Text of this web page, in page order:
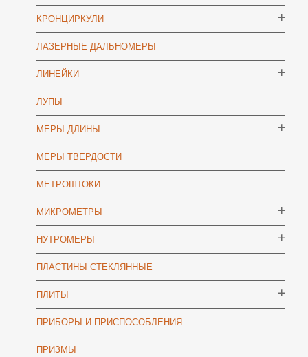
КРОНЦИРКУЛИ
ЛАЗЕРНЫЕ ДАЛЬНОМЕРЫ
ЛИНЕЙКИ
ЛУПЫ
МЕРЫ ДЛИНЫ
МЕРЫ ТВЕРДОСТИ
МЕТРОШТОКИ
МИКРОМЕТРЫ
НУТРОМЕРЫ
ПЛАСТИНЫ СТЕКЛЯННЫЕ
ПЛИТЫ
ПРИБОРЫ И ПРИСПОСОБЛЕНИЯ
ПРИЗМЫ